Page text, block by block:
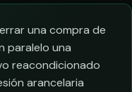
una compra de
paralelo una
reacondicionado
arancelaria